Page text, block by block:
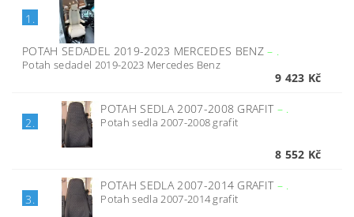
1.
POTAH SEDADEL 2019-2023 MERCEDES BENZ– .
Potah sedadel 2019-2023 Mercedes Benz
9 423 Kč
2.
POTAH SEDLA 2007-2008 GRAFIT – .
Potah sedla 2007-2008 grafit
8 552 Kč
3.
POTAH SEDLA 2007-2014 GRAFIT – .
Potah sedla 2007-2014 grafit